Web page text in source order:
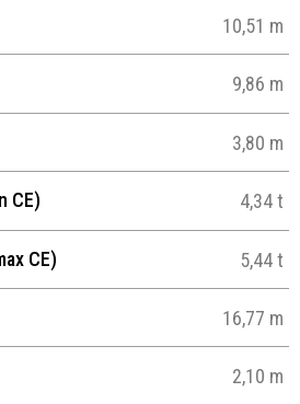
10,51 m
9,86 m
3,80 m
CE) 4,34 t
CE) 5,44 t
16,77 m
2,10 m